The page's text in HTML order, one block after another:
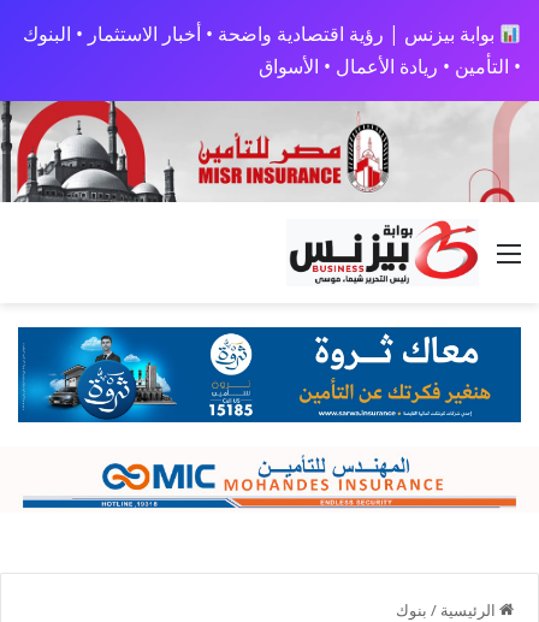
بوابة بيزنس | رؤية اقتصادية واضحة • أخبار الاستثمار • البنوك
• التأمين • ريادة الأعمال • الأسواق
القائمة
الرئيسية / بنوك